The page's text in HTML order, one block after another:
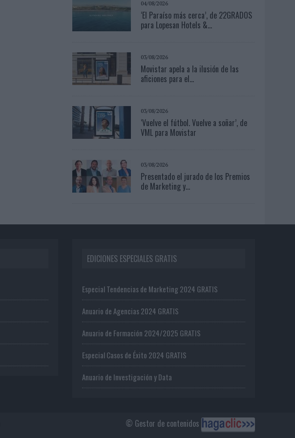
04/08/2026
‘El Paraíso más cerca’, de 22GRADOS
para Lopesan Hotels &...
03/08/2026
Movistar apela a la ilusión de las
aficiones para el...
03/08/2026
‘Vuelve el fútbol. Vuelve a soñar’, de
VML para Movistar
03/08/2026
Presentado el jurado de los Premios
de Marketing y...
EDICIONES ESPECIALES GRATIS
Especial Tendencias de Marketing 2024 GRATIS
Anuario de Agencias 2024 GRATIS
Anuario de Formación 2024/2025 GRATIS
Especial Casos de Éxito 2024 GRATIS
Anuario de Investigación y Data
© Gestor de contenidos